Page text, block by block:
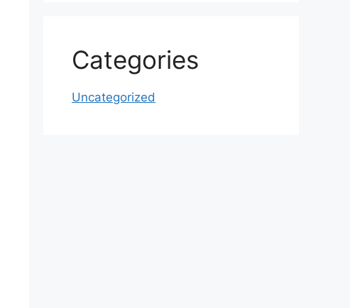
Categories
Uncategorized